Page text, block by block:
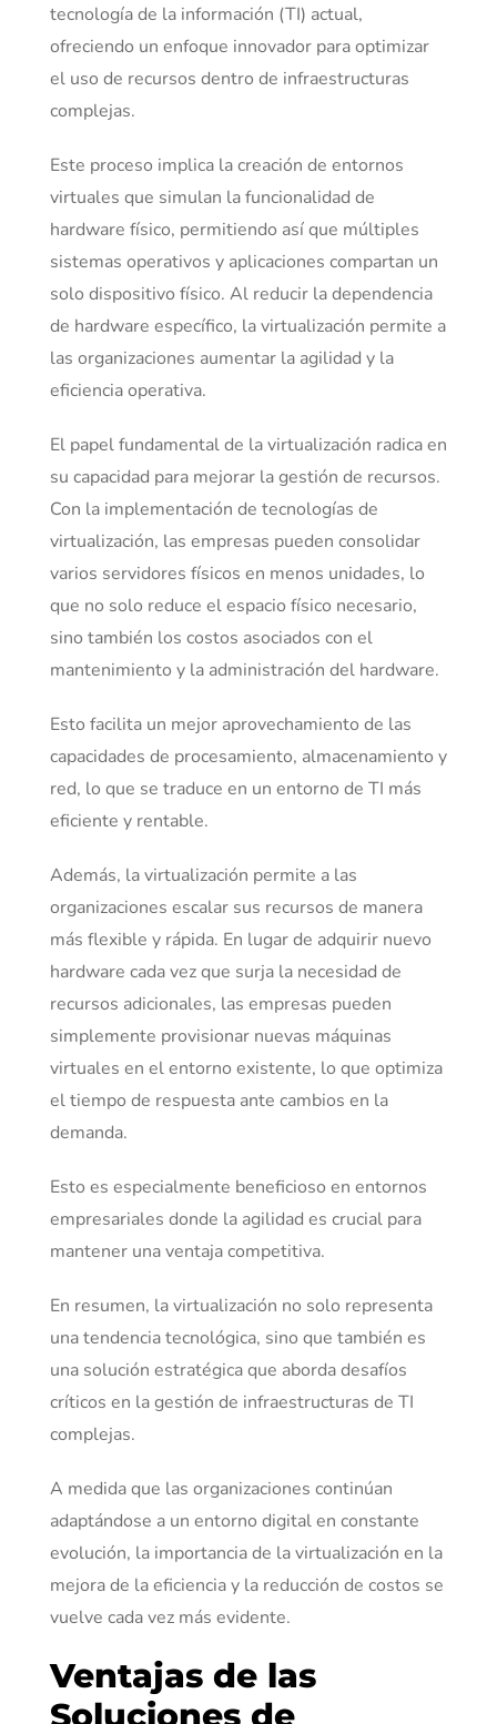
tecnología de la información (TI) actual,
ofreciendo un enfoque innovador para optimizar
el uso de recursos dentro de infraestructuras
complejas.
Este proceso implica la creación de entornos
virtuales que simulan la funcionalidad de
hardware físico, permitiendo así que múltiples
sistemas operativos y aplicaciones compartan un
solo dispositivo físico. Al reducir la dependencia
de hardware específico, la virtualización permite a
las organizaciones aumentar la agilidad y la
eficiencia operativa.
El papel fundamental de la virtualización radica en
su capacidad para mejorar la gestión de recursos.
Con la implementación de tecnologías de
virtualización, las empresas pueden consolidar
varios servidores físicos en menos unidades, lo
que no solo reduce el espacio físico necesario,
sino también los costos asociados con el
mantenimiento y la administración del hardware.
Esto facilita un mejor aprovechamiento de las
capacidades de procesamiento, almacenamiento y
red, lo que se traduce en un entorno de TI más
eficiente y rentable.
Además, la virtualización permite a las
organizaciones escalar sus recursos de manera
más flexible y rápida. En lugar de adquirir nuevo
hardware cada vez que surja la necesidad de
recursos adicionales, las empresas pueden
simplemente provisionar nuevas máquinas
virtuales en el entorno existente, lo que optimiza
el tiempo de respuesta ante cambios en la
demanda.
Esto es especialmente beneficioso en entornos
empresariales donde la agilidad es crucial para
mantener una ventaja competitiva.
En resumen, la virtualización no solo representa
una tendencia tecnológica, sino que también es
una solución estratégica que aborda desafíos
críticos en la gestión de infraestructuras de TI
complejas.
A medida que las organizaciones continúan
adaptándose a un entorno digital en constante
evolución, la importancia de la virtualización en la
mejora de la eficiencia y la reducción de costos se
vuelve cada vez más evidente.
Ventajas de las
Soluciones de